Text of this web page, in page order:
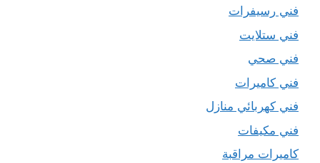
فني رسيفرات
فني ستلايت
فني صحي
فني كاميرات
فني كهربائي منازل
فني مكيفات
كاميرات مراقبة